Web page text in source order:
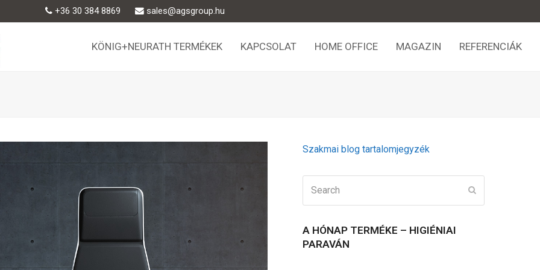
+36 30 384 8869 sales@agsgroup.hu
KÖNIG+NEURATH TERMÉKEK KAPCSOLAT HOME OFFICE MAGAZIN REFERENCIÁK
Szakmai blog tartalomjegyzék
A HÓNAP TERMÉKE – HIGIÉNIAI
PARAVÁN